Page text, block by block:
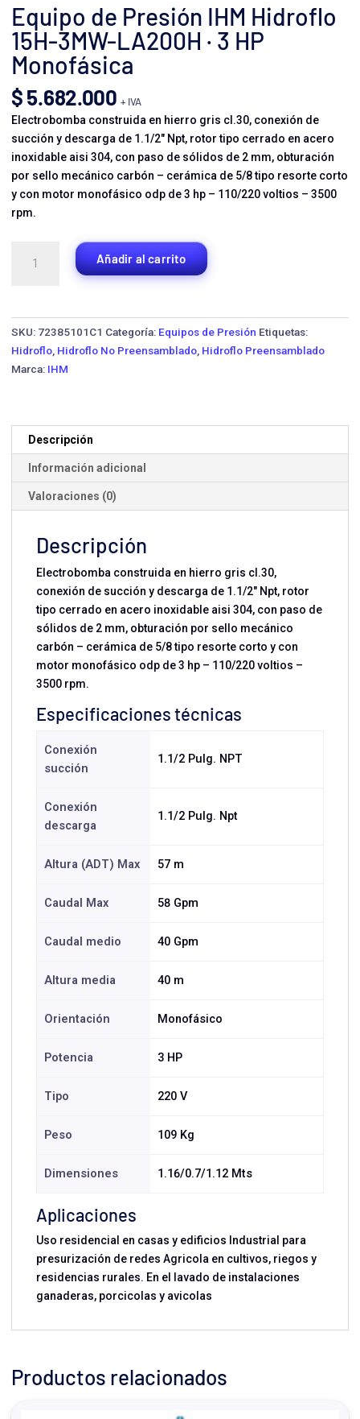
Equipo de Presión IHM Hidroflo
15H-3MW-LA200H · 3 HP
Monofásica
$5.682.000 + IVA
Electrobomba construida en hierro gris cl.30, conexión de
succión y descarga de 1.1/2″ Npt, rotor tipo cerrado en acero
inoxidable aisi 304, con paso de sólidos de 2 mm, obturación
por sello mecánico carbón – cerámica de 5/8 tipo resorte corto
y con motor monofásico odp de 3 hp – 110/220 voltios – 3500
rpm.
Monofásica
cantidad
Añadir al carrito
SKU: 72385101C1 Categoría: Equipos de Presión Etiquetas:
Hidroflo Hidroflo No Preensamblado Hidroflo Preensamblado
Marca: IHM
Descripción
Información adicional
Valoraciones (0)
Descripción
Electrobomba construida en hierro gris cl.30,
conexión de succión y descarga de 1.1/2" Npt, rotor
tipo cerrado en acero inoxidable aisi 304, con paso de
sólidos de 2 mm, obturación por sello mecánico
carbón – cerámica de 5/8 tipo resorte corto y con
motor monofásico odp de 3 hp – 110/220 voltios –
3500 rpm.
Especificaciones técnicas
Conexión
succión
1.1/2 Pulg. NPT
Conexión
descarga
1.1/2 Pulg. Npt
Altura (ADT) Max 57 m
Caudal Max 58 Gpm
Caudal medio 40 Gpm
Altura media 40 m
Orientación Monofásico
Potencia 3 HP
Tipo 220 V
Peso 109 Kg
Dimensiones 1.16/0.7/1.12 Mts
Aplicaciones
Uso residencial en casas y edificios Industrial para
presurización de redes Agricola en cultivos, riegos y
residencias rurales. En el lavado de instalaciones
ganaderas, porcicolas y avicolas
Productos relacionados